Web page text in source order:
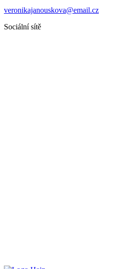
veronikajanouskova@email.cz
Sociální sítě